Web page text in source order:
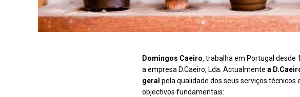
Domingos Caeiro, trabalha em Portugal desde
a empresa D.Caeiro, Lda. Actualmentea
geral pela qualidade dos seus serviços
objectivos fundamentais: